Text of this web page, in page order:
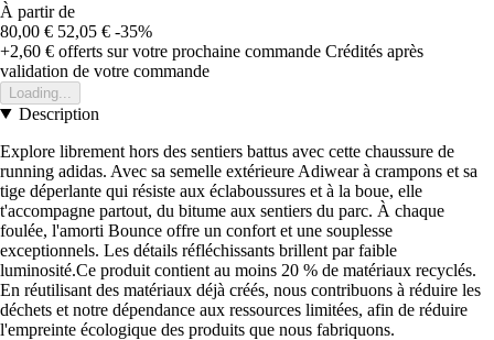
À partir de
80,00 € 52,05 € -35%
+2,60 € offerts sur votre prochaine commande Crédités après
validation de votre commande
Loading...
Description
Explore librement hors des sentiers battus avec cette chaussure de
running adidas. Avec sa semelle extérieure Adiwear à crampons et sa
tige déperlante qui résiste aux éclaboussures et à la boue, elle
t'accompagne partout, du bitume aux sentiers du parc. À chaque
foulée, l'amorti Bounce offre un confort et une souplesse
exceptionnels. Les détails réfléchissants brillent par faible
luminosité.Ce produit contient au moins 20 % de matériaux recyclés.
En réutilisant des matériaux déjà créés, nous contribuons à réduire les
déchets et notre dépendance aux ressources limitées, afin de réduire
l'empreinte écologique des produits que nous fabriquons.